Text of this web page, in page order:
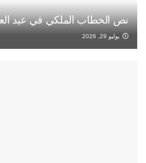
نص الخطاب الملكي في عيد
يوليو 29, 2026